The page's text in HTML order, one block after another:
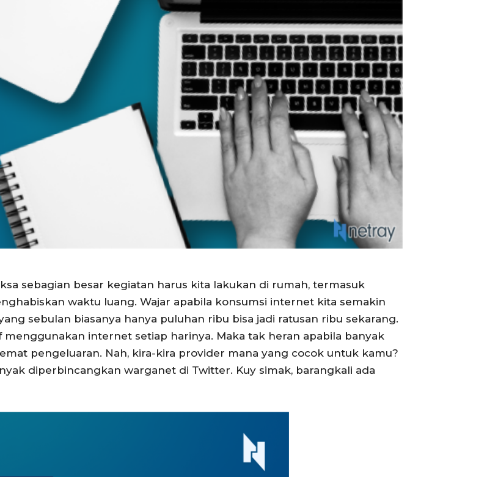
sebagian besar kegiatan harus kita lakukan di rumah, termasuk
waktu luang. Wajar apabila konsumsi internet kita semakin
sebulan biasanya hanya puluhan ribu bisa jadi ratusan ribu sekarang.
internet setiap harinya. Maka tak heran apabila banyak
pengeluaran. Nah, kira-kira provider mana yang cocok untuk kamu?
diperbincangkan warganet di Twitter. Kuy simak, barangkali ada